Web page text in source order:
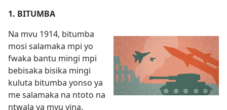
1. BITUMBA
Na mvu 1914, bitumba
mosi salamaka mpi yo
fwaka bantu mingi mpi
bebisaka bisika mingi
kuluta bitumba yonso ya
me salamaka na ntoto na
ntwala ya mvu yina.